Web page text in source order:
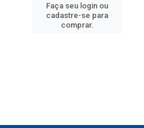
Faça seu login ou
cadastre-se para
comprar.